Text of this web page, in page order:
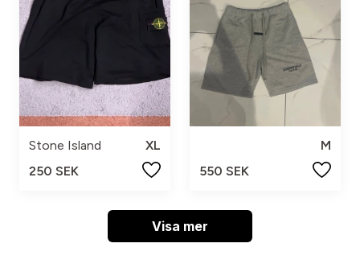
Stone Island
XL
250 SEK
M
550 SEK
Visa mer